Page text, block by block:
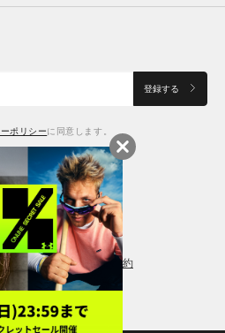
登録する
ポリシーに同意します。
く通販の表記 会員規約
シー